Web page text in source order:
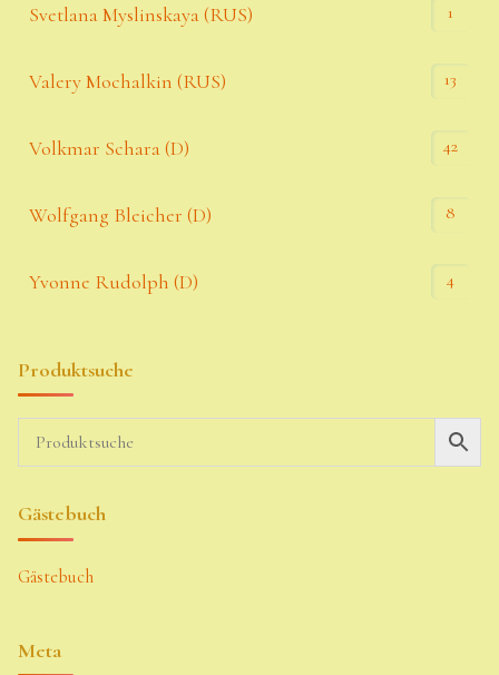
Svetlana Myslinskaya (RUS) 1
Valery Mochalkin (RUS) 13
Volkmar Schara (D) 42
Wolfgang Bleicher (D) 8
Yvonne Rudolph (D) 4
Produktsuche
Gästebuch
Gästebuch
Meta